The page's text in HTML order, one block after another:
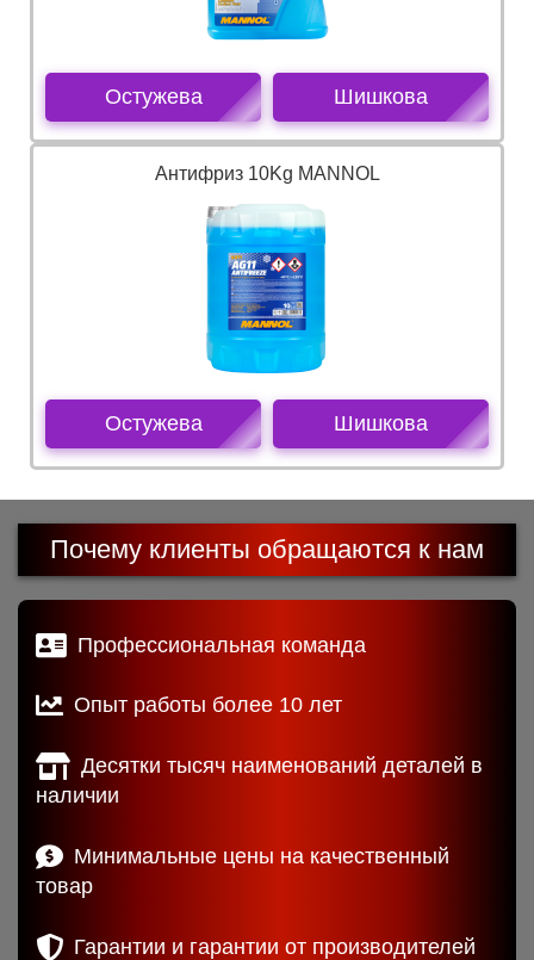
Остужева Шишкова
Антифриз 10Kg MANNOL
Остужева Шишкова
Почему клиенты обращаются к нам
Профессиональная команда
Опыт работы более 10 лет
Десятки тысяч наименований деталей в
наличии
Минимальные цены на качественный
товар
Гарантии и гарантии от производителей